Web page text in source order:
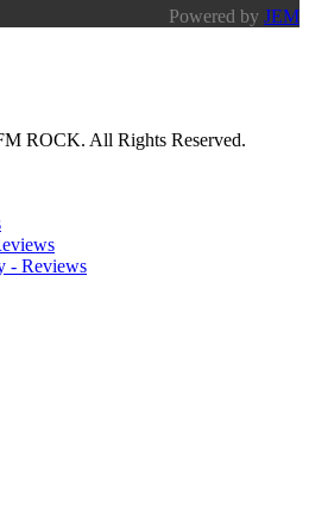
Powered by JEM
ROCK. All Rights Reserved.
- Reviews